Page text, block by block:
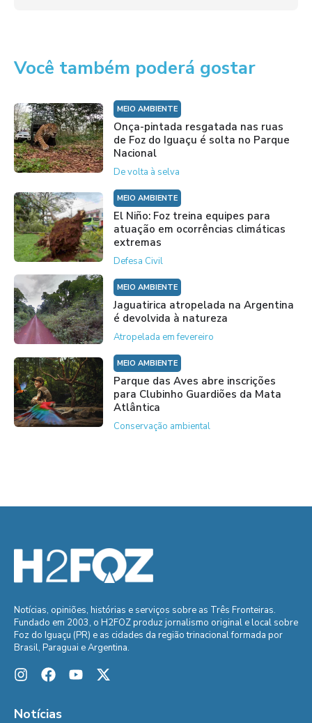
Você também poderá gostar
MEIO AMBIENTE
Onça-pintada resgatada nas ruas
de Foz do Iguaçu é solta no Parque
Nacional
De volta à selva
MEIO AMBIENTE
El Niño: Foz treina equipes para
atuação em ocorrências climáticas
extremas
Defesa Civil
MEIO AMBIENTE
Jaguatirica atropelada na Argentina
é devolvida à natureza
Atropelada em fevereiro
MEIO AMBIENTE
Parque das Aves abre inscrições
para Clubinho Guardiões da Mata
Atlântica
Conservação ambiental
Notícias, opiniões, histórias e serviços sobre as Três Fronteiras.
Fundado em 2003, o H2FOZ produz jornalismo original e local sobre
Foz do Iguaçu (PR) e as cidades da região trinacional formada por
Brasil, Paraguai e Argentina.
Notícias